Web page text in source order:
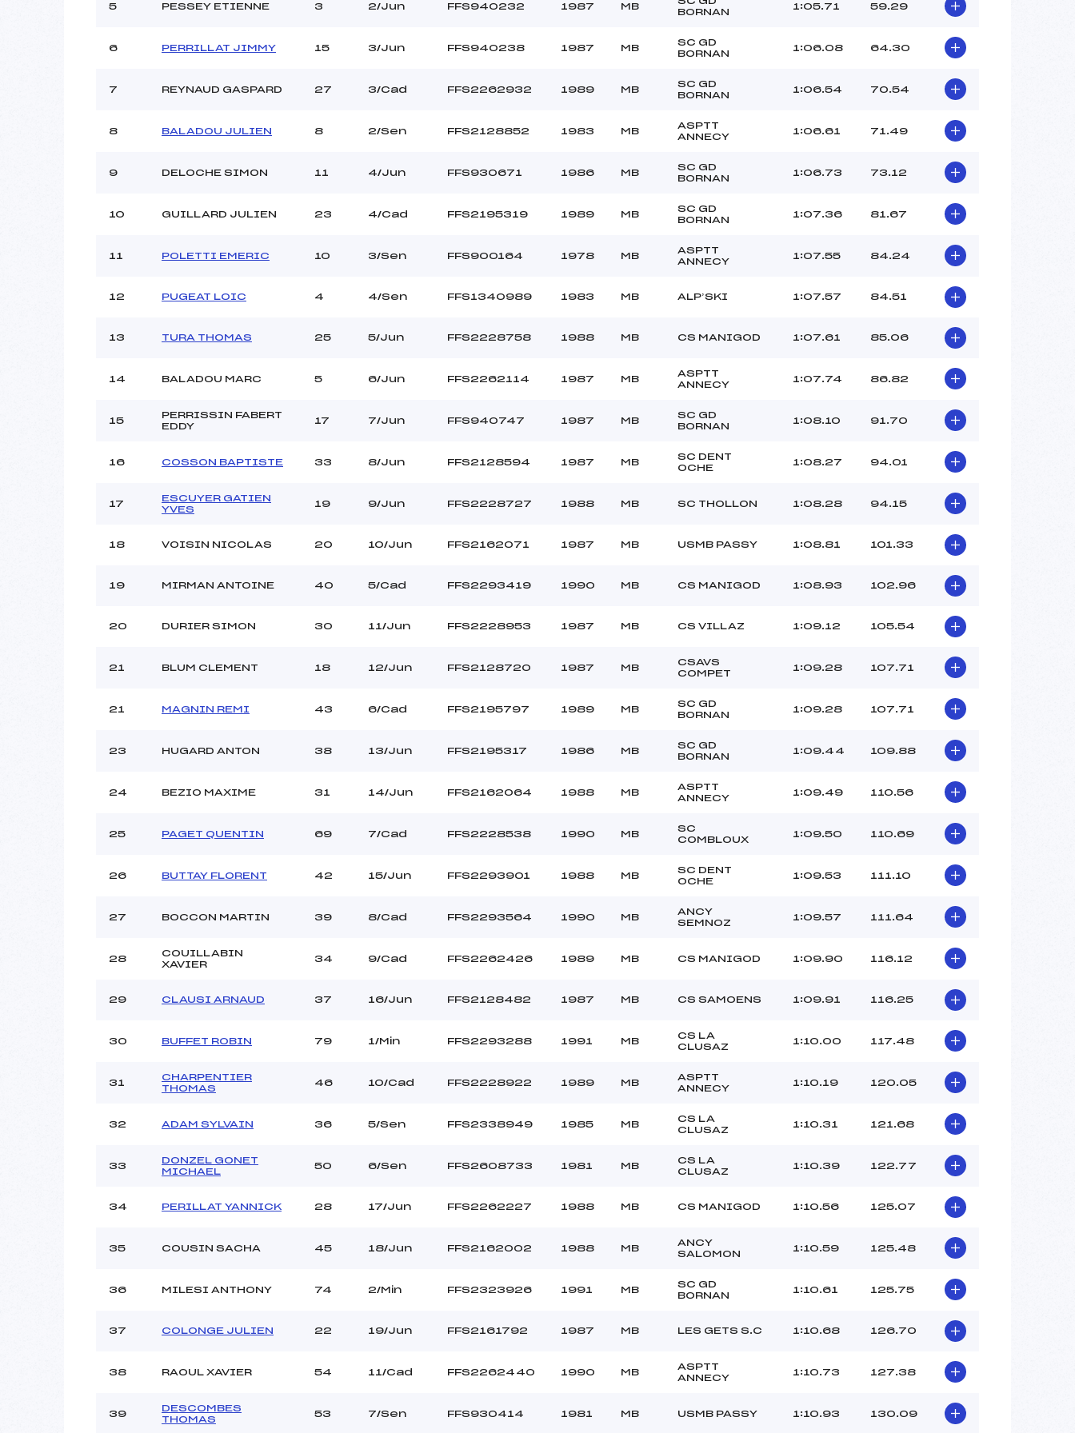
Météo :
BEAU
Température départ :
-1
Pénalité appliquée :
37.9900
5 PESSEY ETIENNE 3 2/Jun FFS940232 1987 MB
BORNAN
1:05.71 59.29
6 PERRILLAT JIMMY 15 3/Jun FFS940238 1987 MB
SC GD
BORNAN
1:06.08 64.30
7 REYNAUD GASPARD 27 3/Cad FFS2262932 1989 MB
SC GD
BORNAN
1:06.54 70.54
8 BALADOU JULIEN 8 2/Sen FFS2128852 1983 MB
ASPTT
ANNECY
1:06.61 71.49
9 DELOCHE SIMON 11 4/Jun FFS930671 1986 MB
SC GD
BORNAN
1:06.73 73.12
10 GUILLARD JULIEN 23 4/Cad FFS2195319 1989 MB
SC GD
BORNAN
1:07.36 81.67
11 POLETTI EMERIC 10 3/Sen FFS900164 1978 MB
ASPTT
ANNECY
1:07.55 84.24
12 PUGEAT LOIC 4 4/Sen FFS1340989 1983 MB ALP’SKI 1:07.57 84.51
13 TURA THOMAS 25 5/Jun FFS2228758 1988 MB CS MANIGOD 1:07.61 85.06
14 BALADOU MARC 5 6/Jun FFS2262114 1987 MB
ASPTT
ANNECY
1:07.74 86.82
15
PERRISSIN FABERT
EDDY
17 7/Jun FFS940747 1987 MB
SC GD
BORNAN
1:08.10 91.70
16 COSSON BAPTISTE 33 8/Jun FFS2128594 1987 MB
SC DENT
OCHE
1:08.27 94.01
17
ESCUYER GATIEN
YVES
19 9/Jun FFS2228727 1988 MB SC THOLLON 1:08.28 94.15
18 VOISIN NICOLAS 20 10/Jun FFS2162071 1987 MB USMB PASSY 1:08.81 101.33
19 MIRMAN ANTOINE 40 5/Cad FFS2293419 1990 MB CS MANIGOD 1:08.93 102.96
20 DURIER SIMON 30 11/Jun FFS2228953 1987 MB CS VILLAZ 1:09.12 105.54
21 BLUM CLEMENT 18 12/Jun FFS2128720 1987 MB
CSAVS
COMPET
1:09.28 107.71
21 MAGNIN REMI 43 6/Cad FFS2195797 1989 MB
SC GD
BORNAN
1:09.28 107.71
23 HUGARD ANTON 38 13/Jun FFS2195317 1986 MB
SC GD
BORNAN
1:09.44 109.88
24 BEZIO MAXIME 31 14/Jun FFS2162064 1988 MB
ASPTT
ANNECY
1:09.49 110.56
25 PAGET QUENTIN 69 7/Cad FFS2228538 1990 MB
SC
COMBLOUX
1:09.50 110.69
26 BUTTAY FLORENT 42 15/Jun FFS2293901 1988 MB
SC DENT
OCHE
1:09.53 111.10
27 BOCCON MARTIN 39 8/Cad FFS2293564 1990 MB
ANCY
SEMNOZ
1:09.57 111.64
28
COUILLABIN
XAVIER
34 9/Cad FFS2262426 1989 MB CS MANIGOD 1:09.90 116.12
29 CLAUSI ARNAUD 37 16/Jun FFS2128482 1987 MB CS SAMOENS 1:09.91 116.25
30 BUFFET ROBIN 79 1/Min FFS2293288 1991 MB
CS LA
CLUSAZ
1:10.00 117.48
31
CHARPENTIER
THOMAS
46 10/Cad FFS2228922 1989 MB
ASPTT
ANNECY
1:10.19 120.05
32 ADAM SYLVAIN 36 5/Sen FFS2338949 1985 MB
CS LA
CLUSAZ
1:10.31 121.68
33
DONZEL GONET
MICHAEL
50 6/Sen FFS2608733 1981 MB
CS LA
CLUSAZ
1:10.39 122.77
34 PERILLAT YANNICK 28 17/Jun FFS2262227 1988 MB CS MANIGOD 1:10.56 125.07
35 COUSIN SACHA 45 18/Jun FFS2162002 1988 MB
ANCY
SALOMON
1:10.59 125.48
36 MILESI ANTHONY 74 2/Min FFS2323926 1991 MB
SC GD
BORNAN
1:10.61 125.75
37 COLONGE JULIEN 22 19/Jun FFS2161792 1987 MB LES GETS S.C 1:10.68 126.70
38 RAOUL XAVIER 54 11/Cad FFS2262440 1990 MB
ASPTT
ANNECY
1:10.73 127.38
39
DESCOMBES
THOMAS
53 7/Sen FFS930414 1981 MB USMB PASSY 1:10.93 130.09